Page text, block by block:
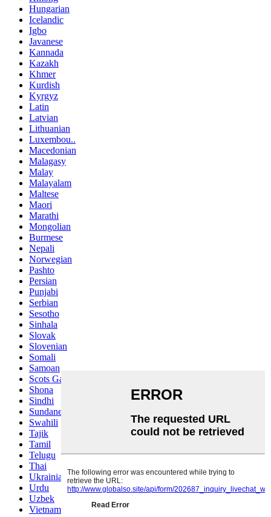
Hungarian
Icelandic
Igbo
Javanese
Kannada
Kazakh
Khmer
Kurdish
Kyrgyz
Latin
Latvian
Lithuanian
Luxembou..
Macedonian
Malagasy
Malay
Malayalam
Maltese
Maori
Marathi
Mongolian
Burmese
Nepali
Norwegian
Pashto
Persian
Punjabi
Serbian
Sesotho
Sinhala
Slovak
Slovenian
Somali
Samoan
Scots Gaelic
Shona
Sindhi
Sundanese
Swahili
Tajik
Tamil
Telugu
Thai
Ukrainian
Urdu
Uzbek
Vietnamese